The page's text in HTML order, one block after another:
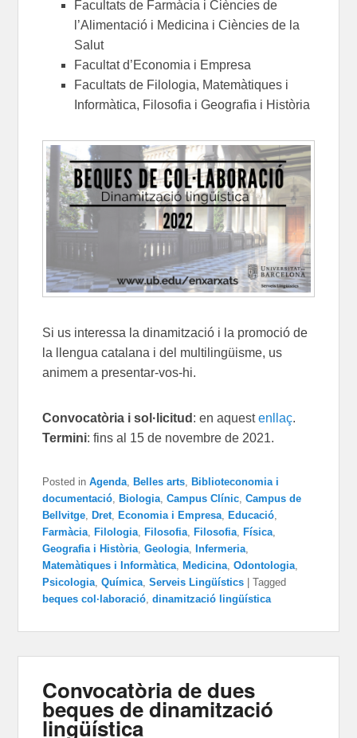
Facultats de Farmàcia i Ciències de
l’Alimentació i Medicina i Ciències de la
Salut
Facultat d’Economia i Empresa
Facultats de Filologia, Matemàtiques i
Informàtica, Filosofia i Geografia i Història
Si us interessa la dinamització i la promoció de
la llengua catalana i del multilingüisme, us
animem a presentar-vos-hi.
Convocatòria i sol·licitud : en aquestenllaç.
Termini: fins al 15 de novembre de 2021.
Posted in Agenda Belles arts
Biblioteconomia i
documentació
Biologia ,Campus Clínic ,Campus de
Bellvitge
Dret Economia i Empresa Educació
Farmàcia
Filologia Filosofia Filosofia Física
Geografia i Història ,Geologia Infermeria
Matemàtiques i Informàtica
Medicina ,Odontologia
Psicologia ,Química ,Serveis Lingüístics |Tagged
beques col·laboració ,dinamització lingüística
Convocatòria de dues
beques de dinamització
lingüística